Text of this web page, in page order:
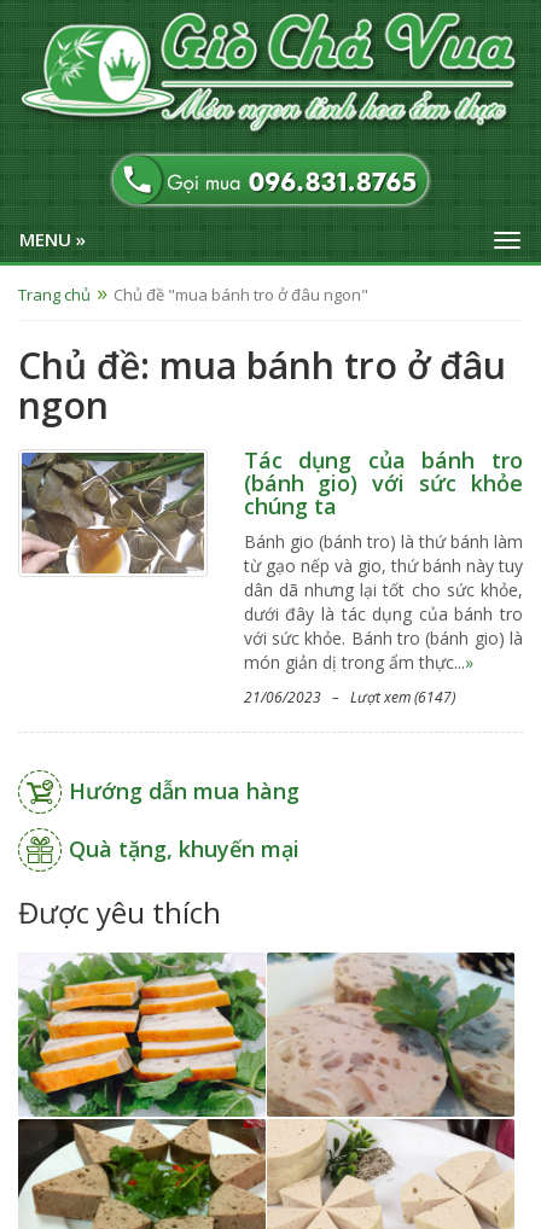
MENU »
Trang chủ Chủ đề "mua bánh tro ở đâu ngon"
Chủ đề: mua bánh tro ở đâu
ngon
Tác dụng của bánh tro
(bánh gio) với sức khỏe
chúng ta
Bánh gio (bánh tro) là thứ bánh làm
từ gạo nếp và gio, thứ bánh này tuy
dân dã nhưng lại tốt cho sức khỏe,
dưới đây là tác dụng của bánh tro
với sức khỏe. Bánh tro (bánh gio) là
món giản dị trong ẩm thực...»
21/06/2023 – Lượt xem (6147)
Hướng dẫn mua hàng
Quà tặng, khuyến mại
Được yêu thích